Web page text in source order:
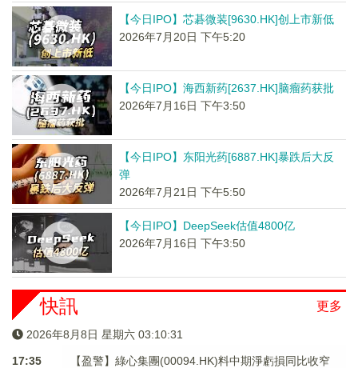
【今日IPO】芯碁微装[9630.HK]创上市新低
2026年7月20日 下午5:20
【今日IPO】海西新药[2637.HK]脑瘤药获批
2026年7月16日 下午3:50
【今日IPO】东阳光药[6887.HK]暴跌后大反
弹
2026年7月21日 下午5:50
【今日IPO】DeepSeek估值4800亿
2026年7月16日 下午3:50
更多
快訊
2026年8月8日 星期六 03:10:31
17:35
【盈警】綠心集團(00094.HK)料中期淨虧損同比收窄